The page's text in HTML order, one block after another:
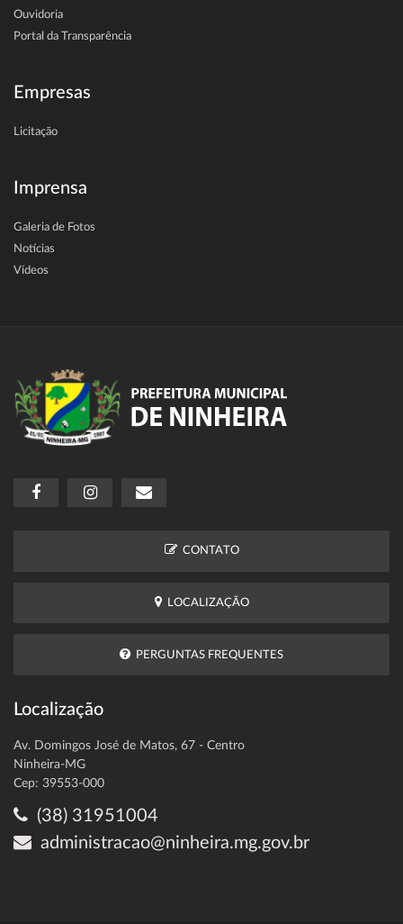
Ouvidoria
Portal da Transparência
Empresas
Licitação
Imprensa
Galeria de Fotos
Notícias
Vídeos
CONTATO
LOCALIZAÇÃO
PERGUNTAS FREQUENTES
Localização
Av. Domingos José de Matos, 67 - Centro
Ninheira-MG
Cep: 39553-000
(38) 31951004
administracao@ninheira.mg.gov.br